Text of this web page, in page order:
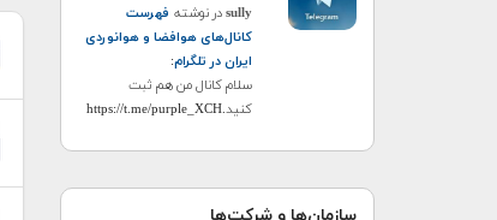
sullyدر نوشته فهرست
کانال‌های هوافضا و هوانوردی
ایران در تلگرام:
سلام کانال من هم ثبت
کنید.https://t.me/purple_XCH